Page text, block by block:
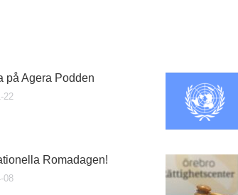
på Agera Podden
22
Romadagen!
08